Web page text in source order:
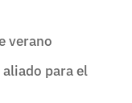
verano
para el